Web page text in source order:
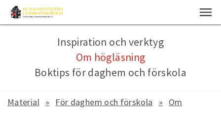
Material För daghem och förskola Om
Inspiration och verktyg
Om högläsning
Boktips för daghem och förskola